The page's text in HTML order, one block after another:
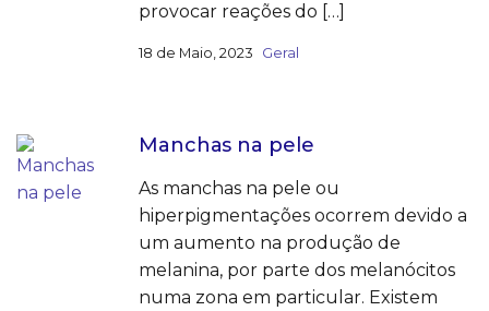
provocar reações do […]
18 de Maio, 2023 Geral
Manchas na pele
As manchas na pele ou
hiperpigmentações ocorrem devido a
um aumento na produção de
melanina, por parte dos melanócitos
numa zona em particular. Existem